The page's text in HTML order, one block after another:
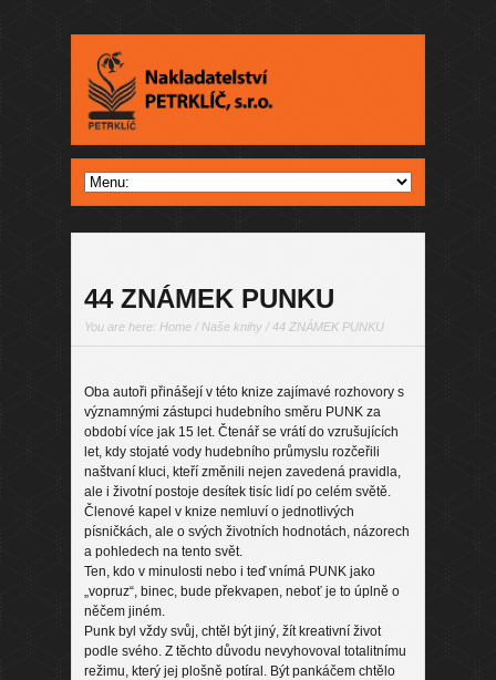
44 ZNÁMEK PUNKU
You are here: Home / Naše knihy / 44 ZNÁMEK PUNKU
Oba autoři přinášejí v této knize zajímavé rozhovory s
významnými zástupci hudebního směru PUNK za
období více jak 15 let. Čtenář se vrátí do vzrušujících
let, kdy stojaté vody hudebního průmyslu rozčeřili
naštvaní kluci, kteří změnili nejen zavedená pravidla,
ale i životní postoje desítek tisíc lidí po celém světě.
Členové kapel v knize nemluví o jednotlivých
písničkách, ale o svých životních hodnotách, názorech
a pohledech na tento svět.
Ten, kdo v minulosti nebo i teď vnímá PUNK jako
„vopruz“, binec, bude překvapen, neboť je to úplně o
něčem jiném.
Punk byl vždy svůj, chtěl být jiný, žít kreativní život
podle svého. Z těchto důvodu nevyhovoval totalitnímu
režimu, který jej plošně potíral. Být pankáčem chtělo